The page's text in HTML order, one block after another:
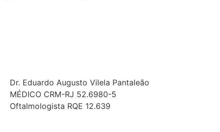
Dr. Eduardo Augusto Vilela Pantaleão
MÉDICO CRM-RJ 52.6980-5
Oftalmologista RQE 12.639